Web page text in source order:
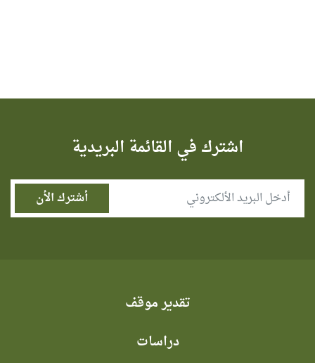
اشترك في القائمة البريدية
تقدير موقف
دراسات